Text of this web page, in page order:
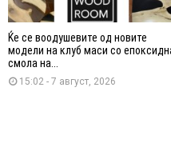
Ќе се воодушевите од новите
модели на клуб маси со
смола на...
15:02 - 7 август, 2026